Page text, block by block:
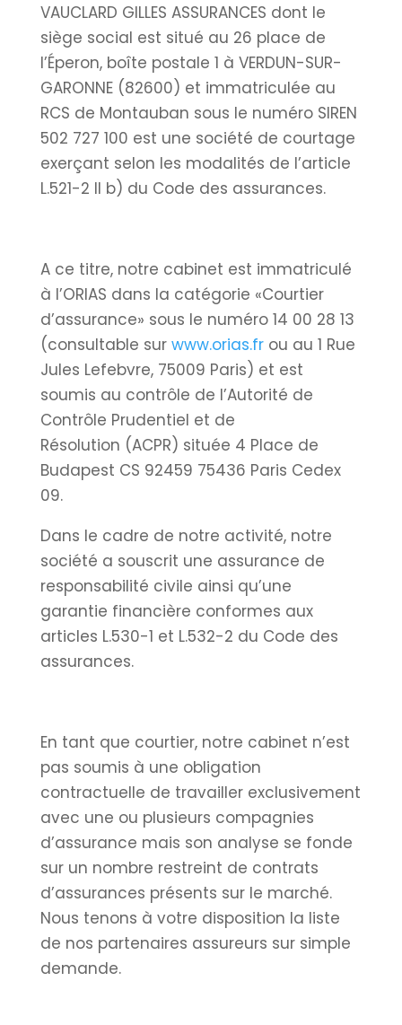
VAUCLARD GILLES ASSURANCES dont le
siège social est situé au 26 place de
l’Éperon, boîte postale 1 à VERDUN-SUR-
GARONNE (82600) et immatriculée au
RCS de Montauban sous le numéro SIREN
502 727 100 est une société de courtage
exerçant selon les modalités de l’article
L.521-2 II b) du Code des assurances.
A ce titre, notre cabinet est immatriculé
à l’ORIAS dans la catégorie «Courtier
d’assurance» sous le numéro 14 00 28 13
(consultable sur www.orias.frou au 1 Rue
Jules Lefebvre, 75009 Paris) et est
soumis au contrôle de l’Autorité de
Contrôle Prudentiel et de
Résolution (ACPR) située 4 Place de
Budapest CS 92459 75436 Paris Cedex
09.
Dans le cadre de notre activité, notre
société a souscrit une assurance de
responsabilité civile ainsi qu’une
garantie financière conformes aux
articles L.530-1 et L.532-2 du Code des
assurances.
En tant que courtier, notre cabinet n’est
pas soumis à une obligation
contractuelle de travailler exclusivement
avec une ou plusieurs compagnies
d’assurance mais son analyse se fonde
sur un nombre restreint de contrats
d’assurances présents sur le marché.
Nous tenons à votre disposition la liste
de nos partenaires assureurs sur simple
demande.